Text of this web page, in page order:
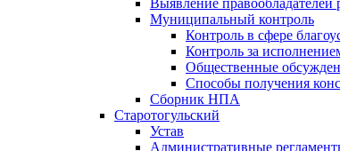
Муниципальный контроль
Контроль в сфере
Контроль за
Общественные
Способы получения
Сборник НПА
Старотогульский
Устав
Административные